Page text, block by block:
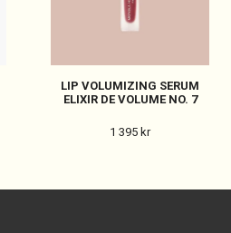
LIP VOLUMIZING SERUM
ELIXIR DE VOLUME NO. 7
1 395 kr